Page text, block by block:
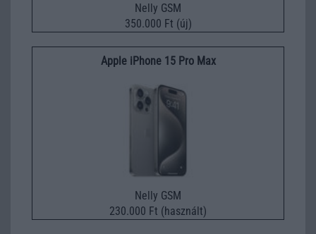
Nelly GSM
350.000 Ft (új)
Apple iPhone 15 Pro Max
Nelly GSM
230.000 Ft (használt)